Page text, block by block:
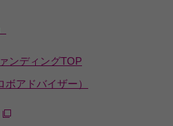
ンディングTOP
アドバイザー）